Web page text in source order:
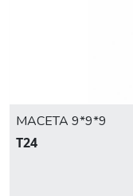
MACETA 9*9*9
T24